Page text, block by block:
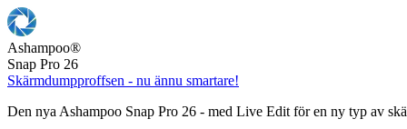
Ashampoo®
Snap Pro 26
Skärmdumpproffsen - nu ännu smartare!
Den nya Ashampoo Snap Pro 26 - med Live Edit för en ny typ av